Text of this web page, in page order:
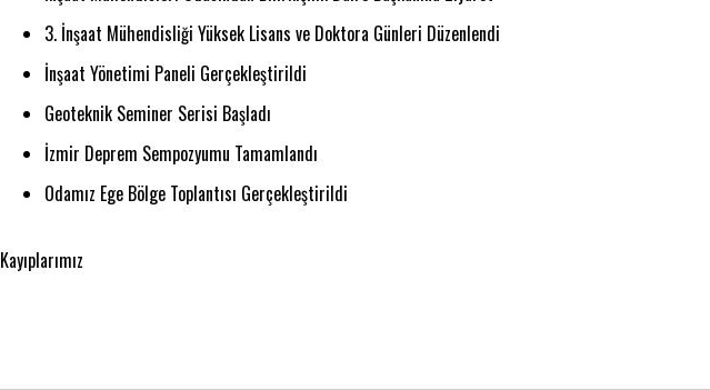
3. İnşaat Mühendisliği Yüksek Lisans ve Doktora Günleri Düzenlendi
İnşaat Yönetimi Paneli Gerçekleştirildi
Geoteknik Seminer Serisi Başladı
İzmir Deprem Sempozyumu Tamamlandı
Odamız Ege Bölge Toplantısı Gerçekleştirildi
Kayıplarımız